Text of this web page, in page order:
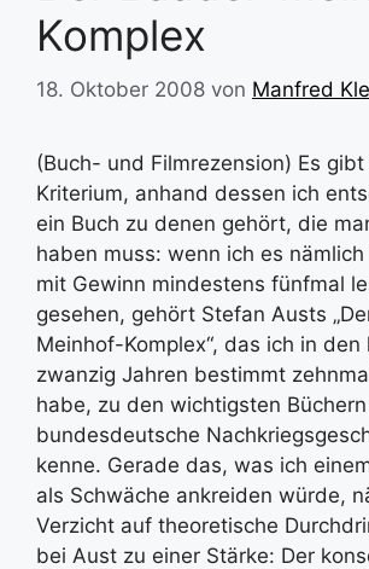
Komplex
18. Oktober 2008 von Manfred
(Buch- und Filmrezension) Es
Kriterium, anhand dessen ich
ein Buch zu denen gehört, die
haben muss: wenn ich es
mit Gewinn mindestens fünfmal
gesehen, gehört Stefan Austs
Meinhof-Komplex“, das ich in den
zwanzig Jahren bestimmt
habe, zu den wichtigsten
bundesdeutsche
kenne. Gerade das, was ich
als Schwäche ankreiden würde,
Verzicht auf theoretische
bei Aust zu einer Stärke: Der